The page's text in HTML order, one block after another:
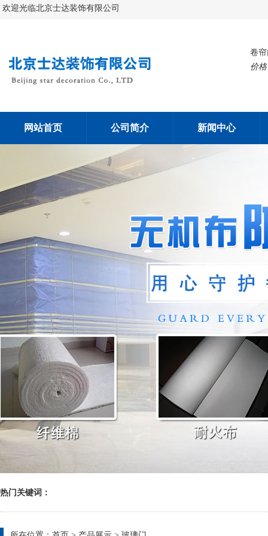
欢迎光临北京士达装饰有限公司
卷
价
网站首页 公司简介 新闻中心
热门关键词：